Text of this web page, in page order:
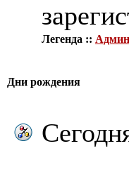
Легенда ::
Дни рождения